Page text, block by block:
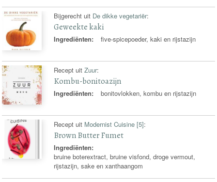
Bijgerecht uit De dikke vegetariër:
Geweekte kaki
Ingrediënten: five-spicepoeder, kaki en rijstazijn
Recept uitZuur:
Kombu-bonitoazijn
Ingrediënten: bonitovlokken, kombu en rijstazijn
Recept uit Modernist Cuisine [5]:
Brown Butter Fumet
Ingrediënten:
bruine boterextract, bruine visfond, droge vermout,
rijstazijn, sake en xanthaangom